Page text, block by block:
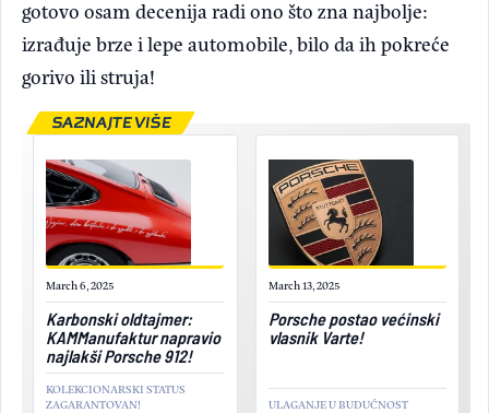
gotovo osam decenija radi ono što zna najbolje:
izrađuje brze i lepe automobile, bilo da ih pokreće
gorivo ili struja!
March 6, 2025
Karbonski oldtajmer:
KAMManufaktur napravio
najlakši Porsche 912!
KOLEKCIONARSKI STATUS
ZAGARANTOVAN!
March 13, 2025
Porsche postao većinski
vlasnik Varte!
ULAGANJE U BUDUĆNOST
SAZNAJTE VIŠE